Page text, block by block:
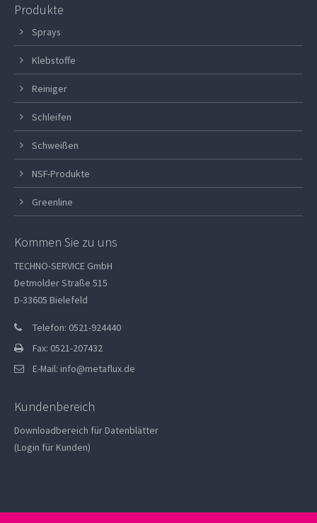
Produkte
Sprays
Klebstoffe
Reiniger
Schleifen
Schweißen
NSF-Produkte
Greenline
Kommen Sie zu uns
TECHNO-SERVICE GmbH
Detmolder Straße 515
D-33605 Bielefeld
Telefon: 0521-924440
Fax: 0521-207432
E-Mail: info@metaflux.de
Kundenbereich
Downloadbereich für Datenblätter
(Login für Kunden)